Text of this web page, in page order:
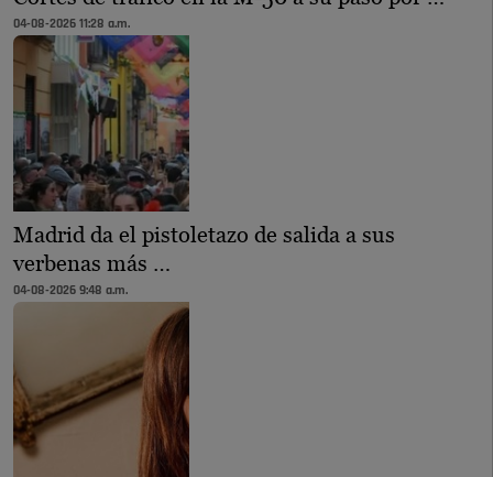
04-08-2026 11:28 a.m.
Madrid da el pistoletazo de salida a sus
verbenas más …
04-08-2026 9:48 a.m.